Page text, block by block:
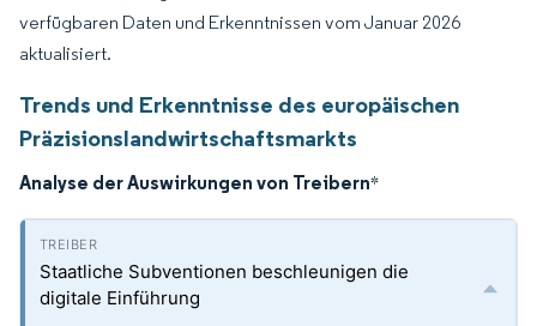
verfügbaren Daten und Erkenntnissen vom Januar 2026
aktualisiert.
Trends und Erkenntnisse des europäischen
Präzisionslandwirtschaftsmarkts
Analyse der Auswirkungen von Treibern*
Staatliche Subventionen beschleunigen die
digitale Einführung